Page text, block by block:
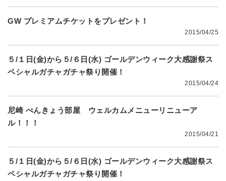
GW プレミアムチケットをプレゼント！
2015/04/25
５/１日(金)から５/６日(水) ゴールデンウィーク大感謝祭ス
ペシャルガチャガチャ祭り開催！
2015/04/24
尼崎 べんきょう部屋 ウェルカムメニューリニューア
ル！！！
2015/04/21
５/１日(金)から５/６日(水) ゴールデンウィーク大感謝祭ス
ペシャルガチャガチャ祭り開催！